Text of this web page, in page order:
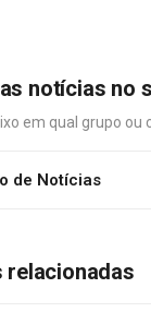
notícias no
em qual grupo ou
de Notícias
relacionadas